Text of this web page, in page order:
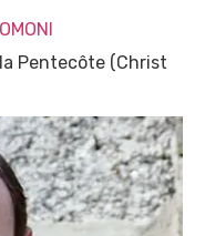
Pentecôte (Christ